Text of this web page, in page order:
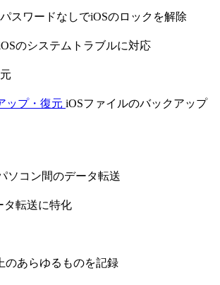
パスワードなしでiOSのロックを解除
のシステムトラブルに対応
ップ・復元 iOSファイルのバックアップ
ソコン間のデータ転送
タ転送に特化
のあらゆるものを記録